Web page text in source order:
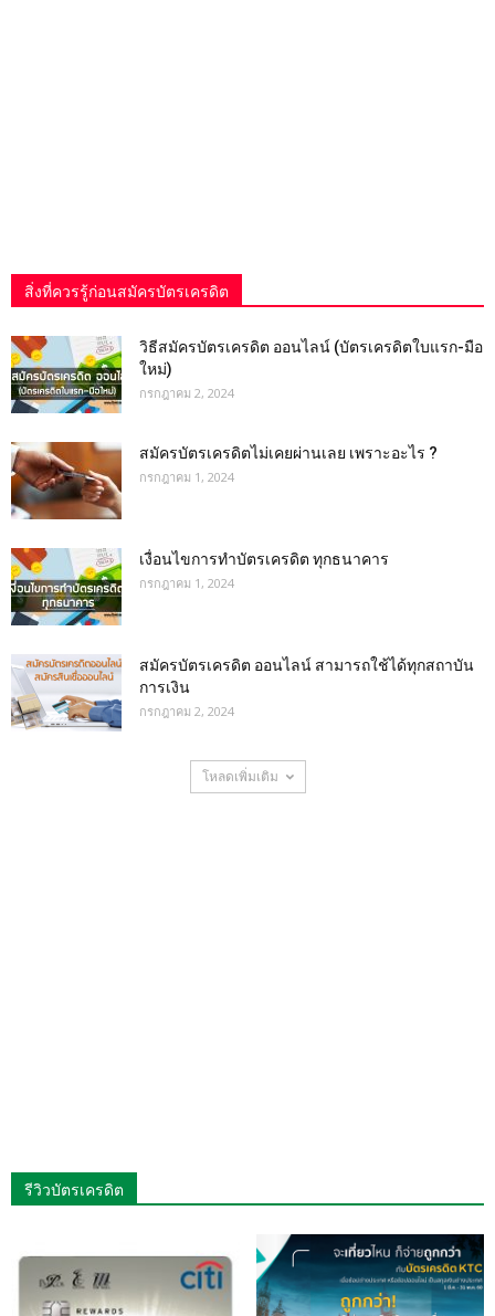
สิ่งที่ควรรู้ก่อนสมัครบัตรเครดิต
วิธีสมัครบัตรเครดิต ออนไลน์ (บัตรเครดิตใบแรก-มือ
ใหม่)
กรกฎาคม 2, 2024
สมัครบัตรเครดิตไม่เคยผ่านเลย เพราะอะไร ?
กรกฎาคม 1, 2024
เงื่อนไขการทําบัตรเครดิต ทุกธนาคาร
กรกฎาคม 1, 2024
สมัครบัตรเครดิต ออนไลน์ สามารถใช้ได้ทุกสถาบัน
การเงิน
กรกฎาคม 2, 2024
โหลดเพิ่มเติม
รีวิวบัตรเครดิต